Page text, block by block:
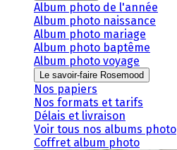
Album photo de l'année
Album photo naissance
Album photo mariage
Album photo baptême
Album photo voyage
Le savoir-faire Rosemood
Nos papiers
Nos formats et tarifs
Délais et livraison
Voir tous nos albums photo
Coffret album photo